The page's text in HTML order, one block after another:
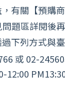
有關【預購
題區詳閱後
下列方式與
或 02-
12:00